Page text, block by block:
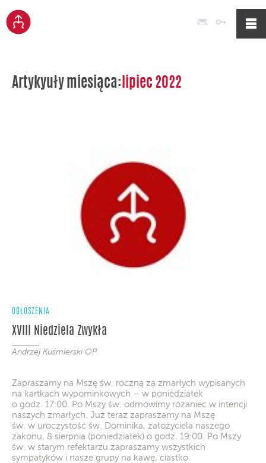
Poczta
Artykyuły miesiąca: lipiec 2022
OGŁOSZENIA
XVIII Niedziela Zwykła
Andrzej Kuśmierski OP
Zapraszamy na Mszę św. roczną za zmarłych wypisanych
na kartkach wypominkowych – w poniedziałek
o godz. 17:00. Po Mszy św. odmówimy różaniec w intencji
naszych zmarłych. Już teraz zapraszamy na Mszę
św. w uroczystość św. Dominika, założyciela naszego
zakonu, 8 sierpnia (poniedziałek) o godz. 19:00. Po Mszy
św. w starym refektarzu zapraszamy wszystkich
sympatyków i nasze grupy na kawę, ciastko